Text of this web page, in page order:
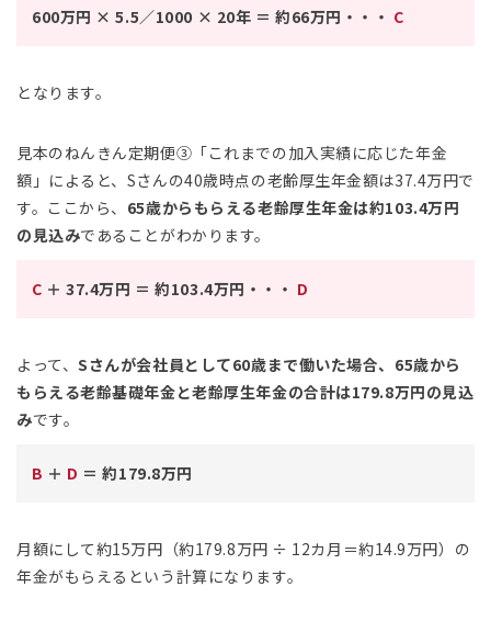
600万円 × 5.5／1000 × 20年 ＝ 約66万円・・・ C
となります。
見本のねんきん定期便③「これまでの加入実績に応じた年金
額」によると、Sさんの40歳時点の老齢厚生年金額は37.4万円で
す。ここから、 65歳からもらえる老齢厚生年金は約103.4万円
の見込みであることがわかります。
C ＋ 37.4万円 ＝ 約103.4万円・・・ D
よって、Sさんが会社員として60歳まで働いた場合、65歳から
もらえる老齢基礎年金と老齢厚生年金の合計は179.8万円の見込
みです。
B ＋ D ＝ 約179.8万円
月額にして約15万円（約179.8万円 ÷ 12カ月＝約14.9万円）の
年金がもらえるという計算になります。